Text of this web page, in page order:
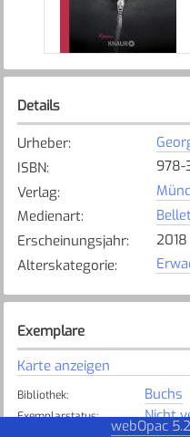
Details
Urheber:
ISBN:
978-
Verlag:
Medienart:
Erscheinungsjahr:
2018
Alterskategorie:
Exemplare
Karte anzeigen
Bibliothek: Buchs
Exemplarstatus: Nicht
webOpac